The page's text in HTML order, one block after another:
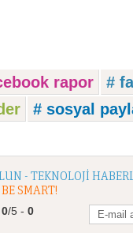
rapor
#
# sosyal
- TEKNOLOJI
SMART!
0/5 - 0